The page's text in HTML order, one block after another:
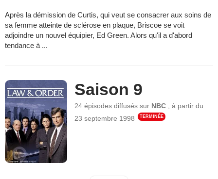
Après la démission de Curtis, qui veut se consacrer aux soins de
sa femme atteinte de sclérose en plaque, Briscoe se voit
adjoindre un nouvel équipier, Ed Green. Alors qu'il a d'abord
tendance à ...
Saison 9
24 épisodes diffusés sur NBC ,à partir du
23 septembre 1998
TERMINÉE